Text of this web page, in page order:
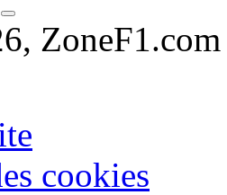
ZoneF1.com
cookies